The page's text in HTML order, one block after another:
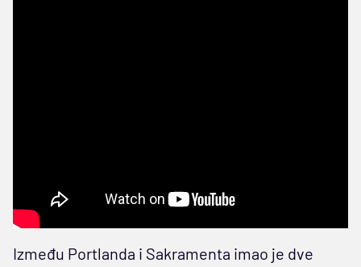
Između Portlanda i Sakramenta imao je dve